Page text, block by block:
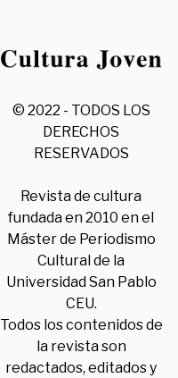
© 2022 - TODOS LOS
DERECHOS
RESERVADOS
Revista de cultura
fundada en 2010 en el
Máster de Periodismo
Cultural de la
Universidad San Pablo
CEU.
Todos los contenidos de
la revista son
redactados, editados y